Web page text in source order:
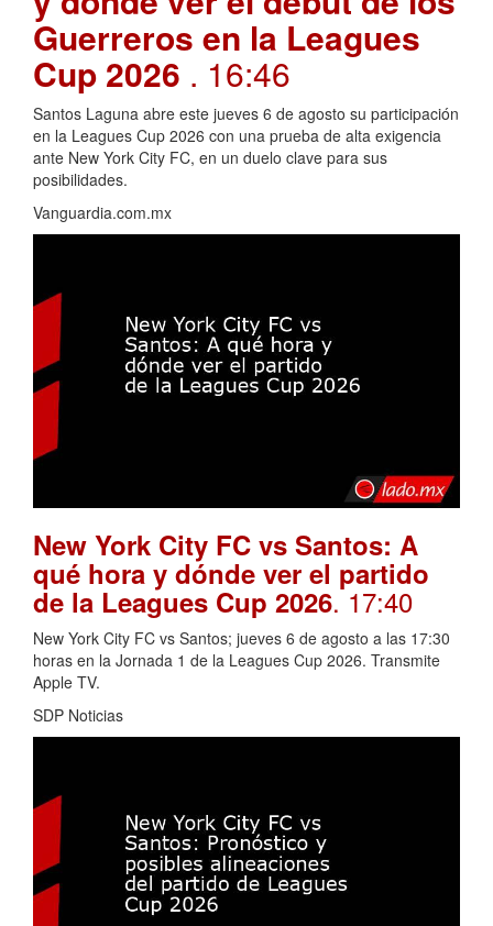
Guerreros en la Leagues
Cup 2026 . 16:46
Santos Laguna abre este jueves 6 de agosto su participación
en la Leagues Cup 2026 con una prueba de alta exigencia
ante New York City FC, en un duelo clave para sus
posibilidades.
Vanguardia.com.mx
New York City FC vs Santos: A
qué hora y dónde ver el partido
de la Leagues Cup 2026. 17:40
New York City FC vs Santos; jueves 6 de agosto a las 17:30
horas en la Jornada 1 de la Leagues Cup 2026. Transmite
Apple TV.
SDP Noticias